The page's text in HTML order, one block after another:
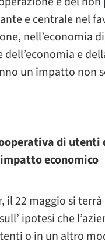
e centrale nel
nell’economia
e
un impatto non
di
economico
il 22 maggio si
ipotesi che
o in un altro